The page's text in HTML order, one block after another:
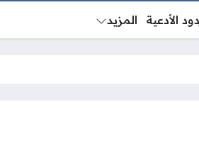
الأدعية المزيد